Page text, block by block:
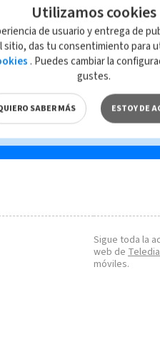
OIJ revela lista con
de personas
cuerpos no han
sido retirados de
Sigue toda la
web de
móviles.
Utilizamos cookies
de usuario y entrega de
sitio, das tu consentimiento para
. Puedes cambiar la
gustes.
SABER MÁS ESTOY DE